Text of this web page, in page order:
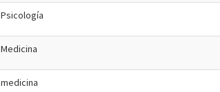
Psicología
Medicina
medicina